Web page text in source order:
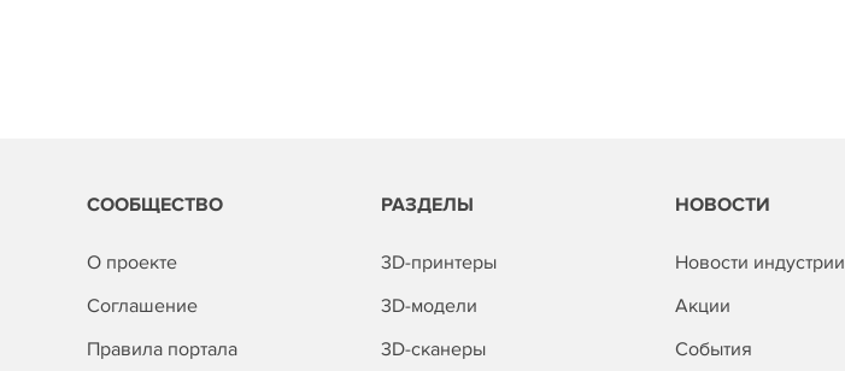
СООБЩЕСТВО
О проекте
Соглашение
Правила портала
РАЗДЕЛЫ
3D-принтеры
3D-модели
3D-сканеры
НОВОСТИ
Новости индустрии
Акции
События